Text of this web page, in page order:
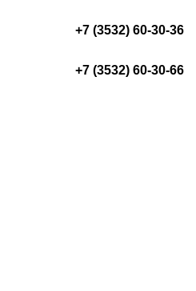
+7 (3532) 60-30-36
+7 (3532) 60-30-66